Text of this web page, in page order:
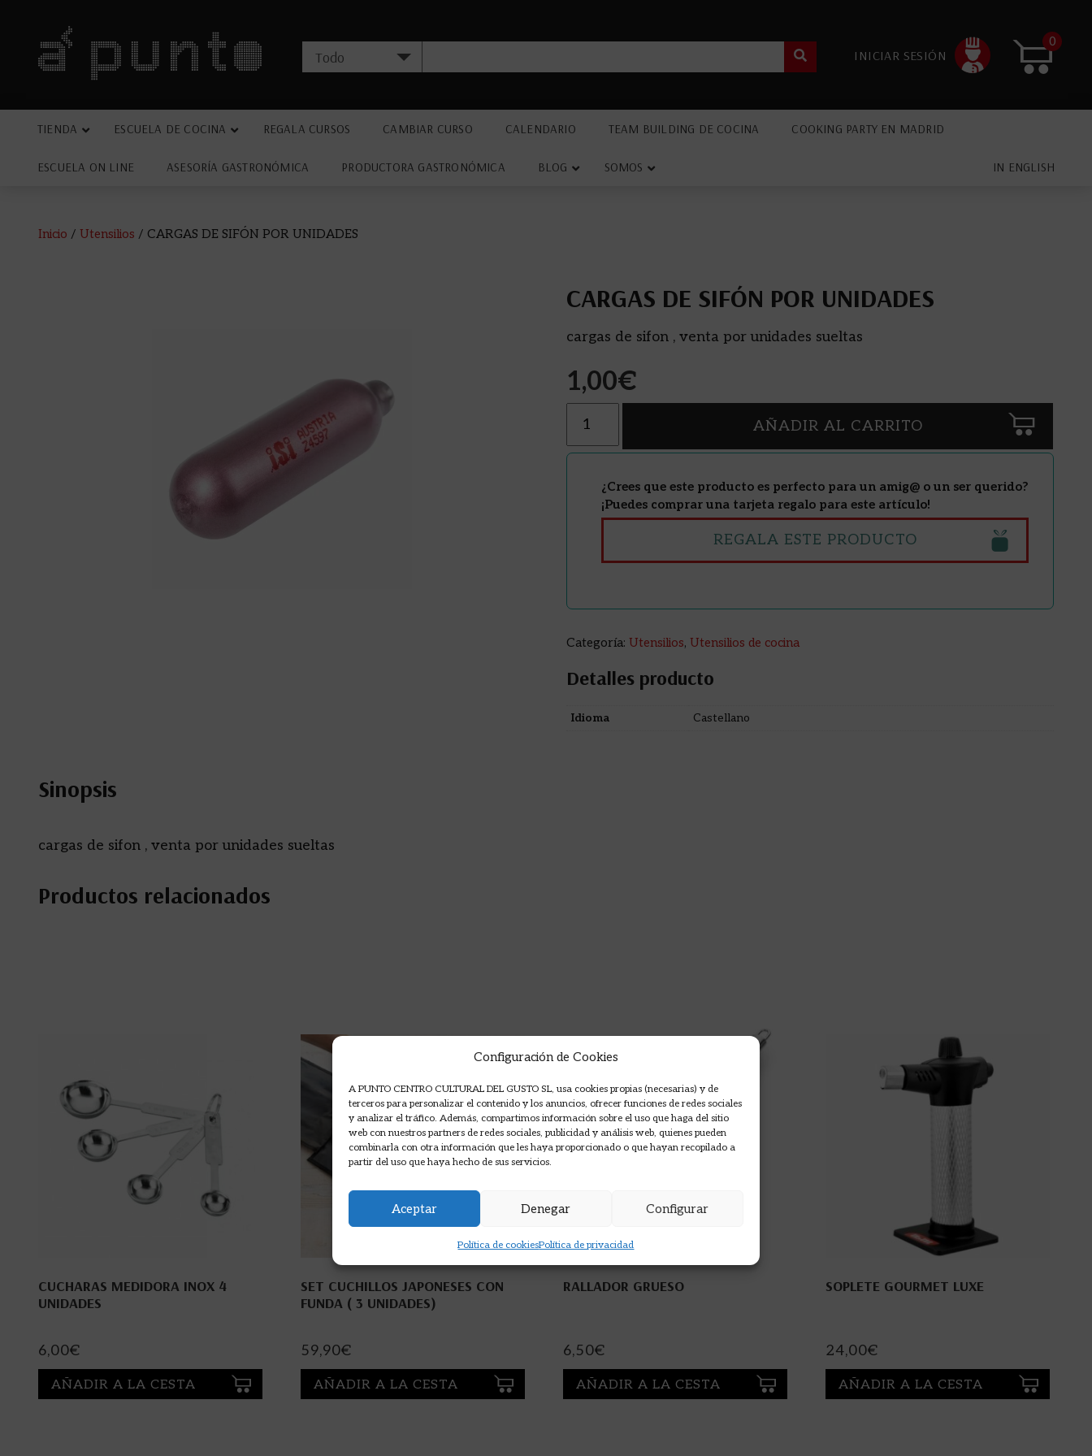
Configuración de Cookies
A PUNTO CENTRO CULTURAL DEL GUSTO SL, usa cookies propias (necesarias) y de
terceros para personalizar el contenido y los anuncios, ofrecer funciones de redes sociales
y analizar el tráfico. Además, compartimos información sobre el uso que haga del sitio
web con nuestros partners de redes sociales, publicidad y análisis web, quienes pueden
combinarla con otra información que les haya proporcionado o que hayan recopilado a
partir del uso que haya hecho de sus servicios.
Aceptar Denegar Configurar
Política de cookiesPolítica de privacidad
INICIAR SESIÓN
0
TIENDA ESCUELA DE COCINA REGALA CURSOS CAMBIAR CURSO CALENDARIO TEAM BUILDING DE COCINA COOKING PARTY EN MADRID
ESCUELA ON LINE ASESORÍA GASTRONÓMICA PRODUCTORA GASTRONÓMICA BLOG SOMOS IN ENGLISH
Inicio / Utensilios / CARGAS DE SIFÓN POR UNIDADES
CARGAS DE SIFÓN POR UNIDADES
cargas de sifon , venta por unidades sueltas
1,00€
AÑADIR AL CARRITO
¿Crees que este producto es perfecto para un amig@ o un ser querido?
¡Puedes comprar una tarjeta regalo para este artículo!
REGALA ESTE PRODUCTO
Categoría: Utensilios, Utensilios de cocina
Detalles producto
Idioma Castellano
Sinopsis
cargas de sifon , venta por unidades sueltas
Productos relacionados
CUCHARAS MEDIDORA INOX 4
UNIDADES
6,00€
AÑADIR A LA CESTA
SET CUCHILLOS JAPONESES CON
FUNDA ( 3 UNIDADES)
59,90€
AÑADIR A LA CESTA
RALLADOR GRUESO
6,50€
AÑADIR A LA CESTA
SOPLETE GOURMET LUXE
24,00€
AÑADIR A LA CESTA